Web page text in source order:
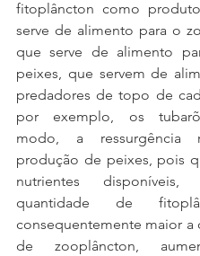
fitoplâncton como
serve de alimento para o
que serve de alimento
peixes, que servem de
predadores de topo de
por exemplo, os
modo, a ressurgência
produção de peixes, pois
nutrientes
quantidade de
consequentemente maior a
de zooplâncton,